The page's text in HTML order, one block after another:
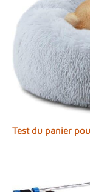
Test du panier